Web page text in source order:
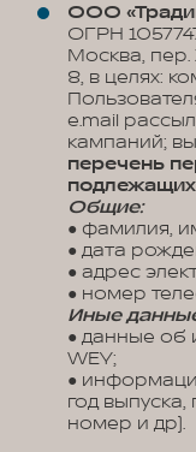
ООО
ОГРН
Москва, пер.
8, в целях:
e.mail
кампаний;
перечень
Общие:
● фамилия,
● дата
● адрес
● номер
Иные
● данные об
WEY;
●
год
номер и др).